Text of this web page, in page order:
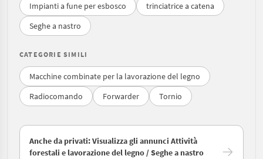
Impianti a fune per esbosco
trinciatrice a catena
Seghe a nastro
CATEGORIE SIMILI
Macchine combinate per la lavorazione del legno
Radiocomando
Forwarder Tornio
Anche da privati: Visualizza gli annunci Attività
forestali e lavorazione del legno / Seghe a nastro